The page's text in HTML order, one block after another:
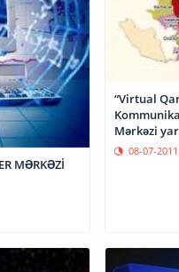
MƏRKƏZİ
“Virtual
Mərkəzi
08-07-2011